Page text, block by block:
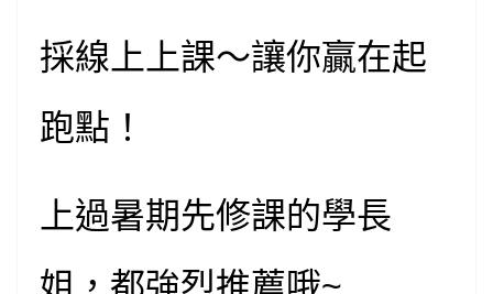
採線上上課～讓你贏在起
跑點！
上過暑期先修課的學長